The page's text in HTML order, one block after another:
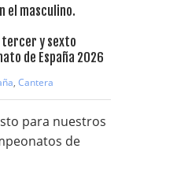
el masculino.
, Cantera
para nuestros
de